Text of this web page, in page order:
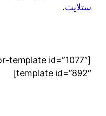
ستلايت.
template id=”892″]